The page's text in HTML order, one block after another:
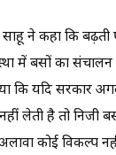
ने कहा कि बढ़ती
में बसों का
कि यदि सरकार
लेती है तो निजी
कोई विकल्प